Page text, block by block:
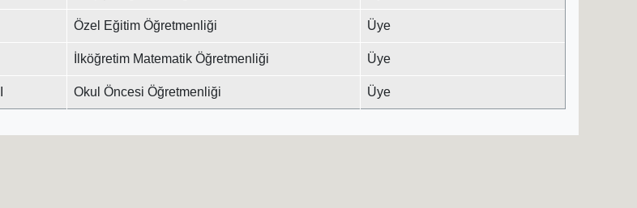
Özel Eğitim Öğretmenliği Üye
İlköğretim Matematik Öğretmenliği Üye
Okul Öncesi Öğretmenliği Üye